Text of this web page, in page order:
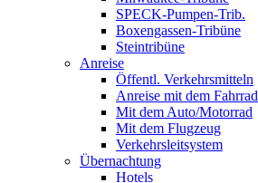
SPECK-Pumpen-Trib.
Boxengassen-Tribüne
Steintribüne
Anreise
Öffentl. Verkehrsmitteln
Anreise mit dem Fahrrad
Mit dem Auto/Motorrad
Mit dem Flugzeug
Verkehrsleitsystem
Übernachtung
Hotels